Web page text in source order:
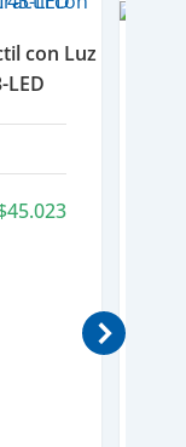
con Luz
LED
45.023